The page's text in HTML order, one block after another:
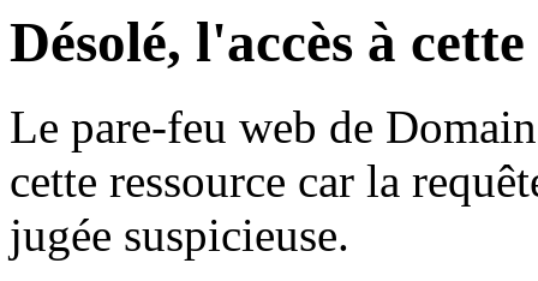
Désolé, l'accès à
Le pare-feu web de
cette ressource car la
jugée suspicieuse.